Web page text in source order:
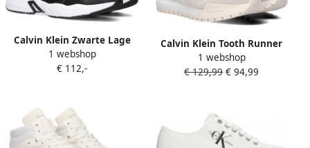
Calvin Klein Zwarte Lage
Sneakers Retro Tennis
Dames
1 webshop
€ 112,-
Calvin Klein Tooth Runner
Irregular Lines Dames Lage
sneakers Leren Sneaker
1 webshop
€ 129,99 € 94,99